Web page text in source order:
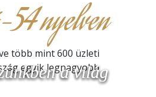
a világ
a világ
a világ
nyelven
több mint 600 üzleti
egyik legnagyobb